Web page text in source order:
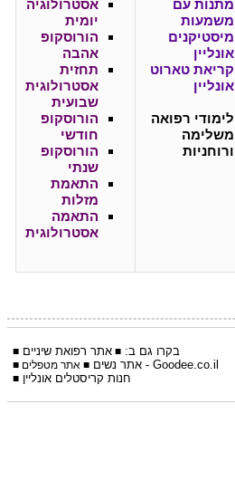
מתנות עם
משמעות
מיסטיקנים
אונליין
קריאת טארוט
אונליין
לימודי רפואה
משלימה
ורוחניות
אסטרולוגיה
יומית
הורוסקופ
אהבה
תחזית
אסטרולוגית
שבועית
הורוסקופ
חודשי
הורוסקופ
שנתי
התאמת
מזלות
התאמה
אסטרולוגית
בקרו גם ב: ■ אתר רפואת שיניים ■
Goodee.co.il - אתר נשים ■ אתר מטפלים ■
חנות קריסטלים אונליין ■